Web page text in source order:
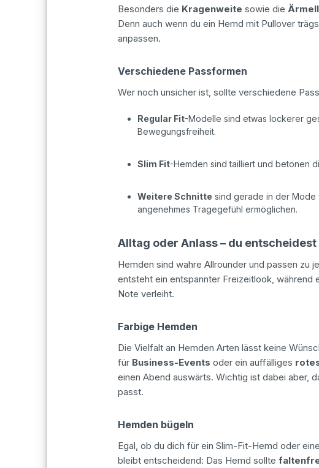
Besonders die Kragenweite sowie die
Denn auch wenn du ein Hemd mit Pullover
anpassen.
Verschiedene Passformen
Wer noch unsicher ist, sollte verschiedene
Regular Fit-Modelle sind etwas lockerer
Bewegungsfreiheit.
Slim Fit-Hemden sind tailliert und betonen
Weitere Schnitte sind gerade in der Mode
angenehmes Tragegefühl ermöglichen.
Alltag oder Anlass – du entscheidest
Hemden sind wahre Allrounder und passen zu
entsteht ein entspannter Freizeitlook, während
Note verleiht.
Farbige Hemden
Die Vielfalt an Hemden Arten lässt keine
für Business-Events oder ein auffälliges
einen Abend auswärts. Wichtig ist dabei aber,
passt.
Hemden bügeln
Egal, ob du dich für ein Slim-Fit-Hemd oder
bleibt entscheidend: Das Hemd sollte